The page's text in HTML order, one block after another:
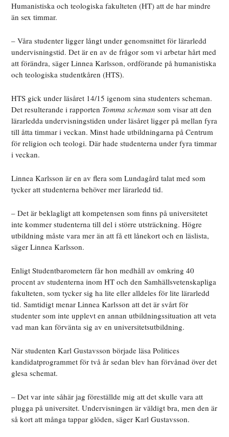
Humanistiska och teologiska fakulteten (HT) att de har mindre
än sex timmar.
– Våra studenter ligger långt under genomsnittet för lärarledd
undervisningstid. Det är en av de frågor som vi arbetar hårt med
att förändra, säger Linnea Karlsson, ordförande på humanistiska
och teologiska studentkåren (HTS).
HTS gick under läsåret 14/15 igenom sina studenters scheman.
Det resulterande i rapporten Tomma scheman som visar att den
lärarledda undervisningstiden under läsåret ligger på mellan fyra
till åtta timmar i veckan. Minst hade utbildningarna på Centrum
för religion och teologi. Där hade studenterna under fyra timmar
i veckan.
Linnea Karlsson är en av flera som Lundagård talat med som
tycker att studenterna behöver mer lärarledd tid.
– Det är beklagligt att kompetensen som finns på universitetet
inte kommer studenterna till del i större utsträckning. Högre
utbildning måste vara mer än att få ett lånekort och en läslista,
säger Linnea Karlsson.
Enligt Studentbarometern får hon medhåll av omkring 40
procent av studenterna inom HT och den Samhällsvetenskapliga
fakulteten, som tycker sig ha lite eller alldeles för lite lärarledd
tid. Samtidigt menar Linnea Karlsson att det är svårt för
studenter som inte upplevt en annan utbildningssituation att veta
vad man kan förvänta sig av en universitetsutbildning.
När studenten Karl Gustavsson började läsa Politices
kandidatprogrammet för två år sedan blev han förvånad över det
glesa schemat.
– Det var inte såhär jag föreställde mig att det skulle vara att
plugga på universitet. Undervisningen är väldigt bra, men den är
så kort att många tappar glöden, säger Karl Gustavsson.